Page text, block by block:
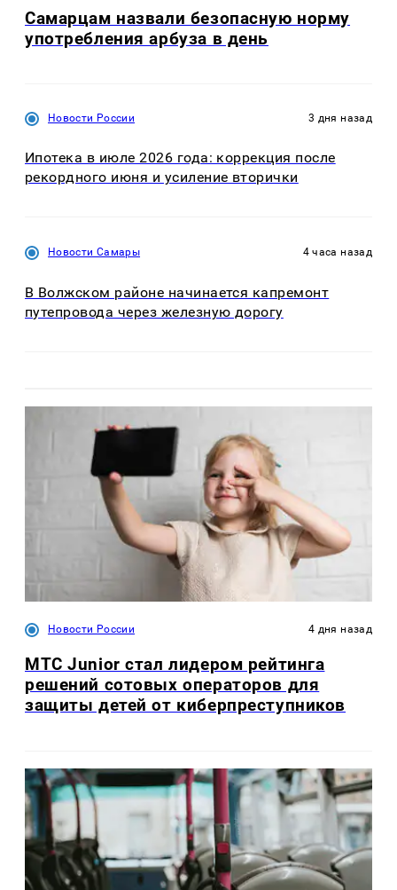
Самарцам назвали безопасную норму
употребления арбуза в день
Новости России 3 дня назад
Ипотека в июле 2026 года: коррекция после
рекордного июня и усиление вторички
Новости Самары 4 часа назад
В Волжском районе начинается капремонт
путепровода через железную дорогу
Новости России 4 дня назад
МТС Junior стал лидером рейтинга
решений сотовых операторов для
защиты детей от киберпреступников